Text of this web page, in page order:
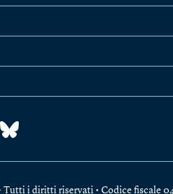
Tutti i diritti riservati • Codice fiscale